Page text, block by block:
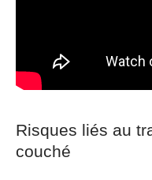
Risques liés au
couché